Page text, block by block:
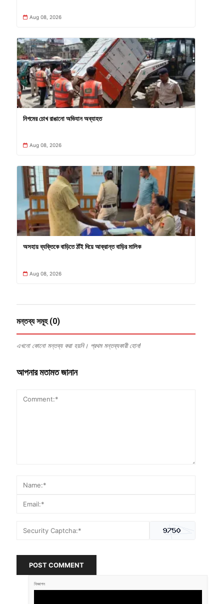
Aug 08, 2026
নিগমের চোখ রাঙানো অভিযান অব্যাহত
Aug 08, 2026
অসহায় ব্যক্তিকে বাড়িতে ঠাঁই দিয়ে আক্রান্ত বাড়ির মালিক
Aug 08, 2026
মন্তব্য সমূহ (0)
এখনো কোনো মন্তব্য করা হয়নি। প্রথম মন্তব্যকারী হোন!
আপনার মতামত জানান
POST COMMENT
বিজ্ঞাপন